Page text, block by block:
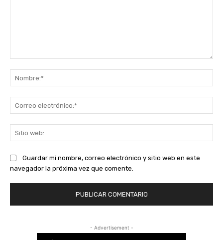
Guardar mi nombre, correo electrónico y sitio web en este
navegador la próxima vez que comente.
- Advertisement -